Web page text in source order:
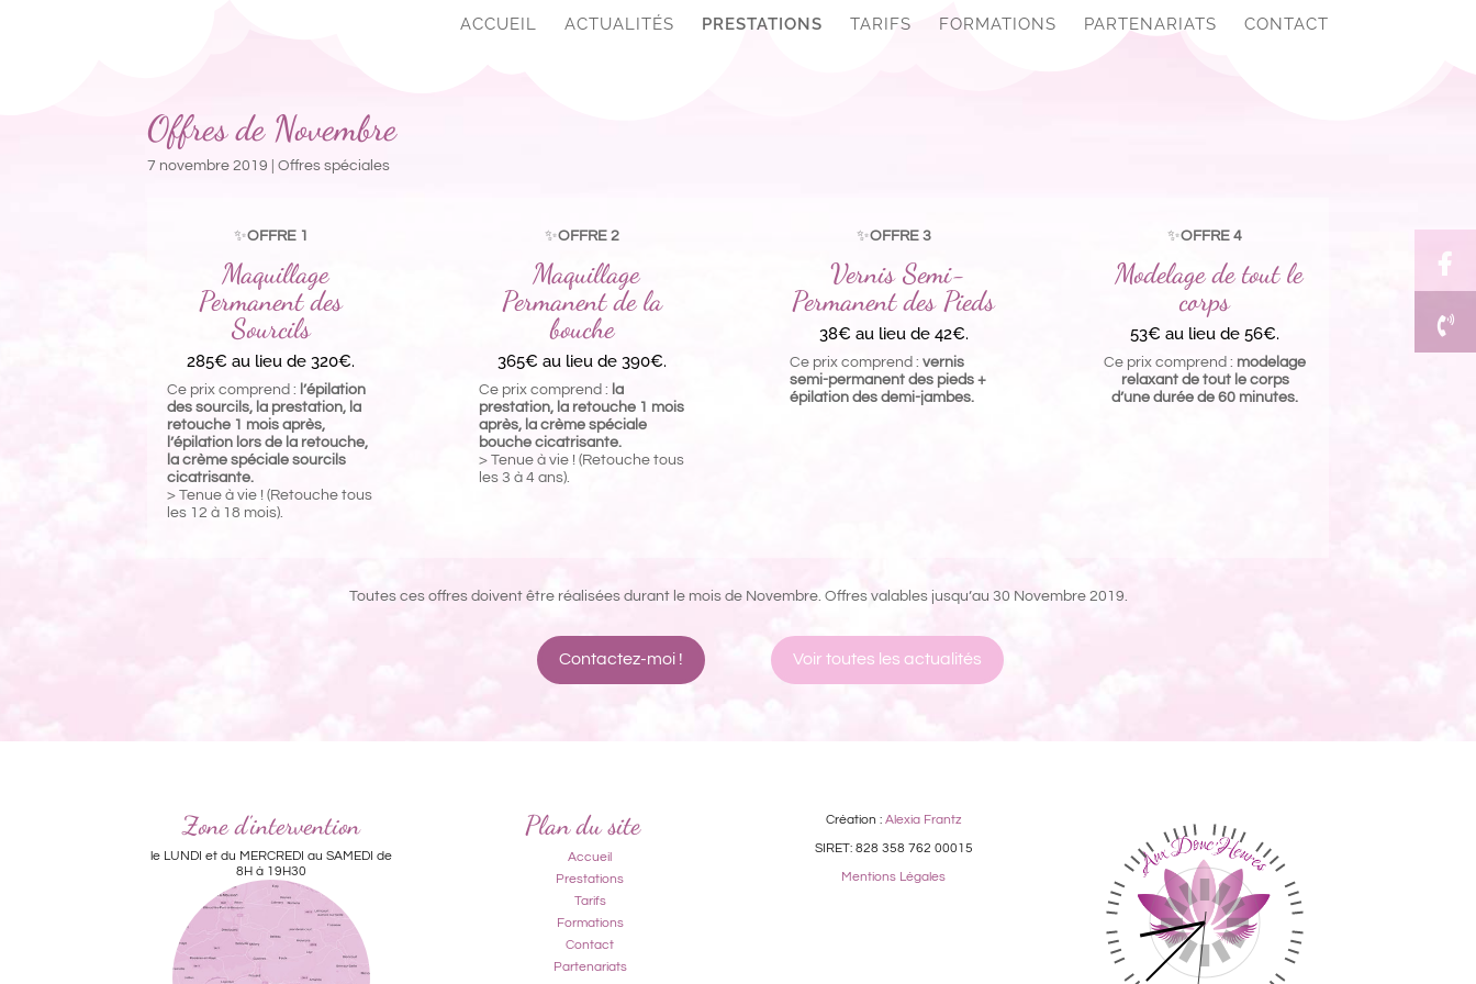
ACCUEIL ACTUALITÉS PRESTATIONS TARIFS FORMATIONS PARTENARIATS CONTACT
Offres de Novembre
7 novembre 2019 |Offres spéciales
✨OFFRE 1
Maquillage
Permanent des
Sourcils
285€ au lieu de 320€.
Ce prix comprend : l’épilation
des sourcils, la prestation, la
retouche 1 mois après,
l’épilation lors de la retouche,
la crème spéciale sourcils
cicatrisante.
> Tenue à vie ! (Retouche tous
les 12 à 18 mois).
✨OFFRE 2
Maquillage
Permanent de la
bouche
365€ au lieu de 390€.
Ce prix comprend : la
prestation, la retouche 1 mois
après, la crème spéciale
bouche cicatrisante.
> Tenue à vie ! (Retouche tous
les 3 à 4 ans).
✨OFFRE 3
Vernis Semi-
Permanent des Pieds
38€ au lieu de 42€.
Ce prix comprend :vernis
semi-permanent des pieds +
épilation des demi-jambes.
✨OFFRE 4
Modelage de tout le
corps
53€ au lieu de 56€.
Ce prix comprend : modelage
relaxant de tout le corps
d’une durée de 60 minutes.
Toutes ces offres doivent être réalisées durant le mois de Novembre. Offres valables jusqu’au 30 Novembre 2019.
Contactez-moi ! Voir toutes les actualités
Zone d'intervention
le LUNDI et du MERCREDI au SAMEDI de
8H à 19H30
Plan du site
Accueil
Prestations
Tarifs
Formations
Contact
Partenariats
Création : Alexia Frantz
SIRET: 828 358 762 00015
Mentions Légales